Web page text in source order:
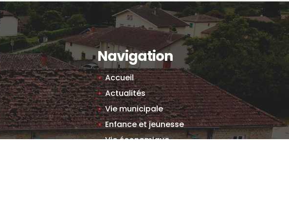
Navigation
Accueil
Actualités
Vie municipale
Enfance et jeunesse
Vie économique